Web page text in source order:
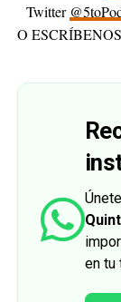
Twitter
O
en tu